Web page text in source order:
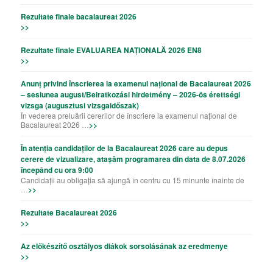
Rezultate finale bacalaureat 2026
>>
Rezultate finale EVALUAREA NAȚIONALĂ 2026 EN8
>>
Anunț privind înscrierea la examenul național de Bacalaureat 2026
– sesiunea august/Beiratkozási hirdetmény – 2026-ös érettségi
vizsga (augusztusi vizsgaidőszak)
În vederea preluării cererilor de înscriere la examenul național de
Bacalaureat 2026 …>>
În atenția candidaților de la Bacalaureat 2026 care au depus
cerere de vizualizare, atașăm programarea din data de 8.07.2026
începând cu ora 9:00
Candidații au obligația să ajungă în centru cu 15 minunte înainte de
…>>
Rezultate Bacalaureat 2026
>>
Az előkészítő osztályos diákok sorsolásának az eredmenye
>>